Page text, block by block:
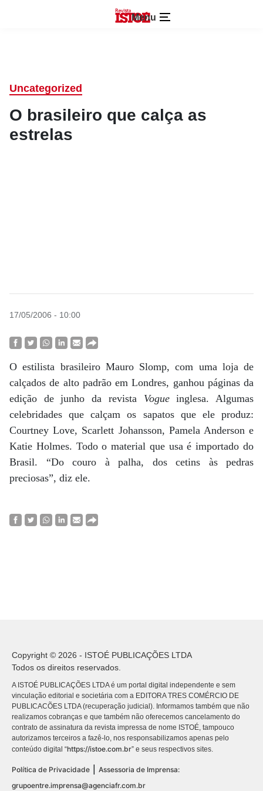
Menu
Uncategorized
O brasileiro que calça as
estrelas
17/05/2006 - 10:00
O estilista brasileiro Mauro Slomp, com uma loja de
calçados de alto padrão em Londres, ganhou páginas da
edição de junho da revista Vogueinglesa. Algumas
celebridades que calçam os sapatos que ele produz:
Courtney Love, Scarlett Johansson, Pamela Anderson e
Katie Holmes. Todo o material que usa é importado do
Brasil. “Do couro à palha, dos cetins às pedras
preciosas”, diz ele.
Copyright © 2026 - ISTOÉ PUBLICAÇÕES LTDA
Todos os direitos reservados.
A ISTOÉ PUBLICAÇÕES LTDA é um portal digital independente e sem
vinculação editorial e societária com a EDITORA TRES COMÉRCIO DE
PUBLICACÕES LTDA (recuperação judicial). Informamos também que não
realizamos cobranças e que também não oferecemos cancelamento do
contrato de assinatura da revista impressa de nome ISTOÉ, tampouco
autorizamos terceiros a fazê-lo, nos responsabilizamos apenas pelo
conteúdo digital “https://istoe.com.br” e seus respectivos sites.
Política de Privacidade
Assessoria de Imprensa:
grupoentre.imprensa@agenciafr.com.br